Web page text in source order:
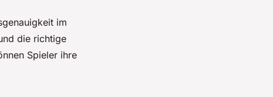
im
die richtige
Spieler ihre